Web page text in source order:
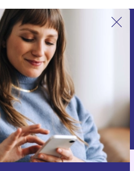
kertaa uutiskirjeen
ja säästä 15 €!
enää yhtäkään tarjousta.
etukuponki
löydättietosuojaselosteestamme.